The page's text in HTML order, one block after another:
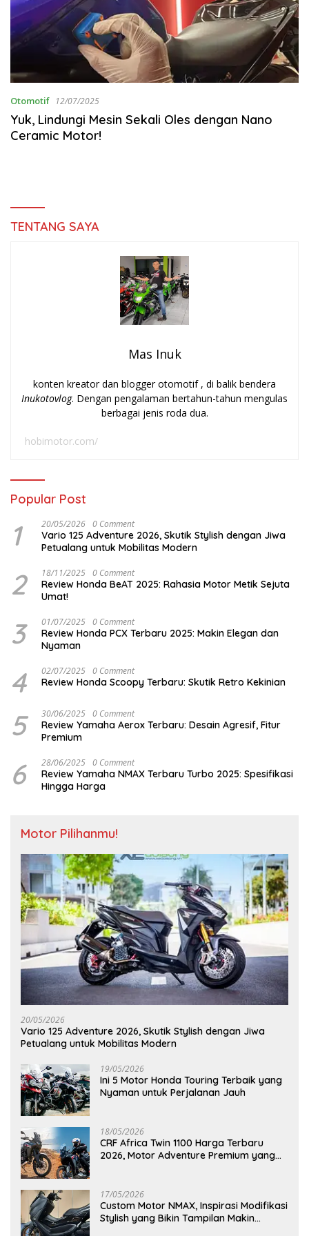
Otomotif 12/07/2025
Yuk, Lindungi Mesin Sekali Oles dengan Nano
Ceramic Motor!
TENTANG SAYA
Mas Inuk
konten kreator dan blogger otomotif , di balik bendera
Inukotovlog. Dengan pengalaman bertahun-tahun mengulas
berbagai jenis roda dua.
hobimotor.com/
Popular Post
1 20/05/2026 0 Comment
Vario 125 Adventure 2026, Skutik Stylish dengan Jiwa
Petualang untuk Mobilitas Modern
2 18/11/2025 0 Comment
Review Honda BeAT 2025: Rahasia Motor Metik Sejuta
Umat!
3 01/07/2025 0 Comment
Review Honda PCX Terbaru 2025: Makin Elegan dan
Nyaman
4 02/07/2025 0 Comment
Review Honda Scoopy Terbaru: Skutik Retro Kekinian
5 30/06/2025 0 Comment
Review Yamaha Aerox Terbaru: Desain Agresif, Fitur
Premium
6 28/06/2025 0 Comment
Review Yamaha NMAX Terbaru Turbo 2025: Spesifikasi
Hingga Harga
Motor Pilihanmu!
20/05/2026
Vario 125 Adventure 2026, Skutik Stylish dengan Jiwa
Petualang untuk Mobilitas Modern
19/05/2026
Ini 5 Motor Honda Touring Terbaik yang
Nyaman untuk Perjalanan Jauh
18/05/2026
CRF Africa Twin 1100 Harga Terbaru
2026, Motor Adventure Premium yang
17/05/2026
Custom Motor NMAX, Inspirasi Modifikasi
Stylish yang Bikin Tampilan Makin